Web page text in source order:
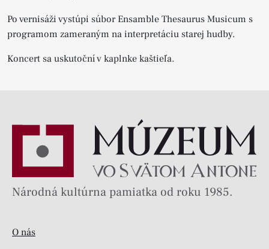
Po vernisáži vystúpi súbor Ensamble Thesaurus Musicum s
programom zameraným na interpretáciu starej hudby.
Koncert sa uskutoční v kaplnke kaštieľa.
Národná kultúrna pamiatka od roku 1985.
O nás